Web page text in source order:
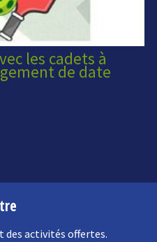
les cadets à
de date
des activités offertes.